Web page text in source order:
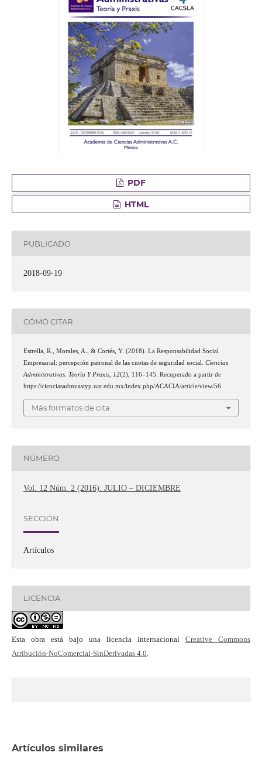
PDF
HTML
PUBLICADO
2018-09-19
CÓMO CITAR
Estrella, R., Morales, A., & Cortés, Y. (2018). La Responsabilidad Social
Empresarial: percepción patronal de las cuotas de seguridad social. Ciencias
Administrativas. Teoría Y Praxis, 12(2), 116–145. Recuperado a partir de
https://cienciasadmvastyp.uat.edu.mx/index.php/ACACIA/article/view/56
Más formatos de cita
NÚMERO
Vol. 12 Núm. 2 (2016): JULIO – DICIEMBRE
SECCIÓN
Artículos
LICENCIA
Esta obra está bajo una licencia internacionalCreative Commons
Atribución-NoComercial-SinDerivadas 4.0
Artículos similares